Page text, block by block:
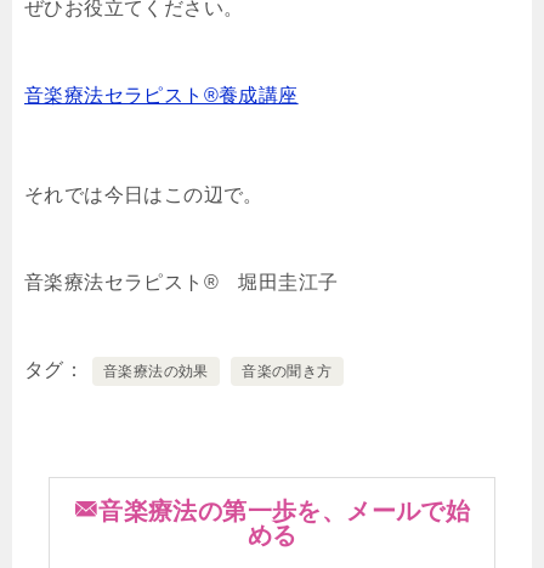
ぜひお役立てください。
音楽療法セラピスト®養成講座
それでは今日はこの辺で。
音楽療法セラピスト® 堀田圭江子
タグ 音楽療法の効果 音楽の聞き方
音楽療法の第一歩を、メールで始
める